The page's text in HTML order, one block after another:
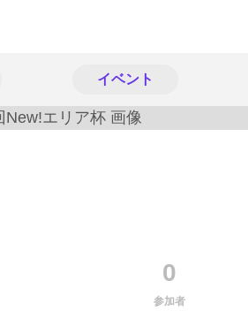
イベント
0
参加者